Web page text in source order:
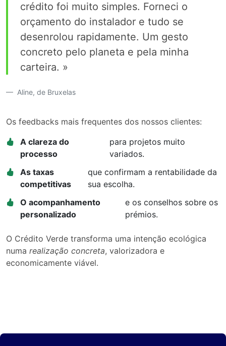
crédito foi muito simples. Forneci o
orçamento do instalador e tudo se
desenrolou rapidamente. Um gesto
concreto pelo planeta e pela minha
carteira. »
Aline, de Bruxelas
Os feedbacks mais frequentes dos nossos clientes:
A clareza do
processo
para projetos muito
variados.
As taxas
competitivas
que confirmam a rentabilidade da
sua escolha.
O acompanhamento
personalizado
e os conselhos sobre os
prémios.
O Crédito Verde transforma uma intenção ecológica
numa realização concreta, valorizadora e
economicamente viável.